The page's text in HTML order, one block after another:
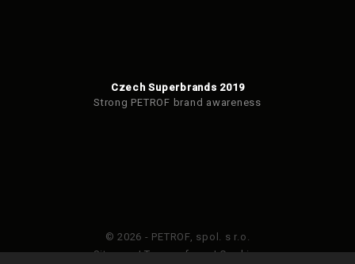
Czech Superbrands 2019
Strong PETROF brand awareness
© 2026 - PETROF, spol. s r.o.
Sitemap|Terms of use|Cookies